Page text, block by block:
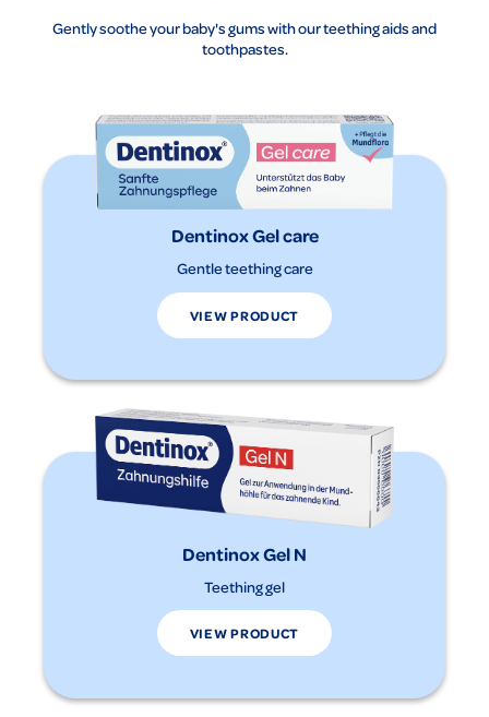
Gently soothe your baby's gums with our teething aids and
toothpastes.
Dentinox Gel care
Gentle teething care
VIEW PRODUCT
Dentinox Gel N
Teething gel
VIEW PRODUCT